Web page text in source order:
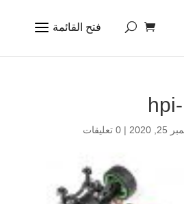
2020
| 0 تعليقات